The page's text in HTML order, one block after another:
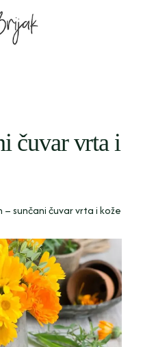
čuvar vrta i
– sunčani čuvar vrta i kože